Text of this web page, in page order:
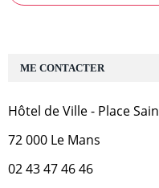
ME CONTACTER
Hôtel de Ville - Place
72 000 Le Mans
02 43 47 46 46